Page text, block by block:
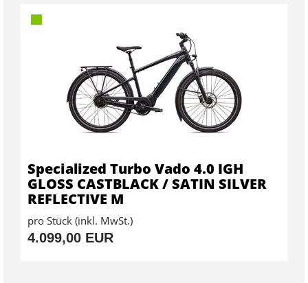
Specialized Turbo Vado 4.0 IGH
GLOSS CASTBLACK / SATIN SILVER
REFLECTIVE M
pro Stück (inkl. MwSt.)
4.099,00 EUR